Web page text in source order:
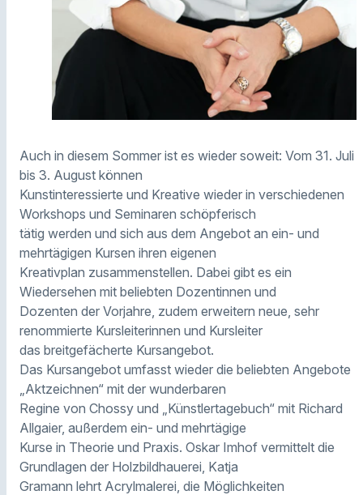
Auch in diesem Sommer ist es wieder soweit: Vom 31. Juli
bis 3. August können
Kunstinteressierte und Kreative wieder in verschiedenen
Workshops und Seminaren schöpferisch
tätig werden und sich aus dem Angebot an ein- und
mehrtägigen Kursen ihren eigenen
Kreativplan zusammenstellen. Dabei gibt es ein
Wiedersehen mit beliebten Dozentinnen und
Dozenten der Vorjahre, zudem erweitern neue, sehr
renommierte Kursleiterinnen und Kursleiter
das breitgefächerte Kursangebot.
Das Kursangebot umfasst wieder die beliebten Angebote
„Aktzeichnen“ mit der wunderbaren
Regine von Chossy und „Künstlertagebuch“ mit Richard
Allgaier, außerdem ein- und mehrtägige
Kurse in Theorie und Praxis. Oskar Imhof vermittelt die
Grundlagen der Holzbildhauerei, Katja
Gramann lehrt Acrylmalerei, die Möglichkeiten